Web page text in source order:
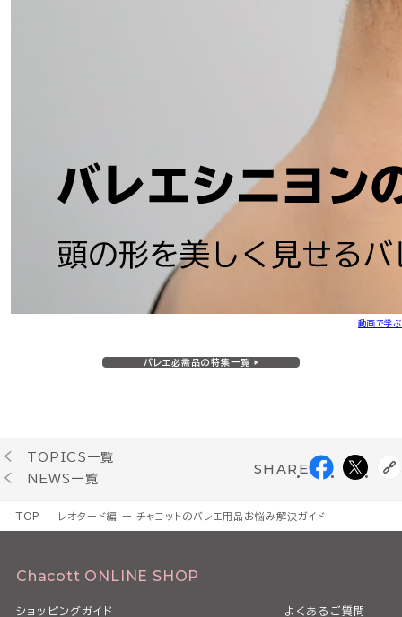
動画で学ぶ
バレエ必需品の特集一覧 ▶
TOPICS一覧
NEWS一覧
SHARE
TOP レオタード編 ー チャコットのバレエ用品お悩み解決ガイド
Chacott ONLINE SHOP
ショッピングガイド よくあるご質問